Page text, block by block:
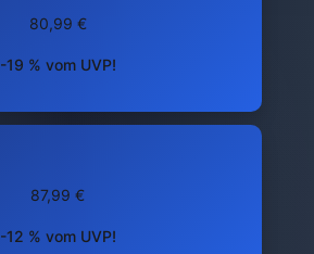
80,99 €
-19 % vom UVP!
87,99 €
-12 % vom UVP!